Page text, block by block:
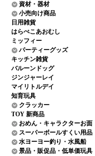
資材・器材
小売向け商品
日用雑貨
はらぺこあおむし
ミッフィー
パーティーグッズ
キッチン雑貨
バルーンドッグ
ジンジャーレイ
マイリトルデイ
知育玩具
クラッカー
TOY 新商品
おめん・キャラクターお面
スーパーボールすくい用品
水ヨーヨー釣り・水風船
景品・販促品・低単価玩具